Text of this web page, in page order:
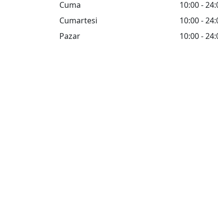
Cuma
10:00 -
Cumartesi
10:00 -
Pazar
10:00 -